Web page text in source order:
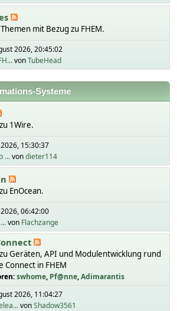
mit Bezug zu FHEM.
2026, 20:45:02
vonTubeHead
Systeme
1Wire.
15:30:37
...vondieter114
EnOcean.
06:42:00
von Flachzange
Geräten, API und Modulentwicklung rund
Connect in FHEM
swhome, Pf@nne,Adimarantis
2026, 11:04:27
vonShadow3561